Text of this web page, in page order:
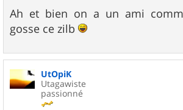
s
s
a
Ah et bien on a un ami
gosse ce zilb
UtOpiK
Utagawiste
passionné